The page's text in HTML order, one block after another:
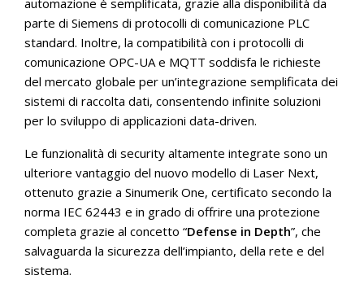
parte di Siemens di protocolli di comunicazione PLC
standard. Inoltre, la compatibilità con i protocolli di
comunicazione OPC-UA e MQTT soddisfa le richieste
del mercato globale per un’integrazione semplificata dei
sistemi di raccolta dati, consentendo infinite soluzioni
per lo sviluppo di applicazioni data-driven.
Le funzionalità di security altamente integrate sono un
ulteriore vantaggio del nuovo modello di Laser Next,
ottenuto grazie a Sinumerik One, certificato secondo la
norma IEC 62443 e in grado di offrire una protezione
completa grazie al concetto “Defense in Depth”, che
salvaguarda la sicurezza dell’impianto, della rete e del
sistema.